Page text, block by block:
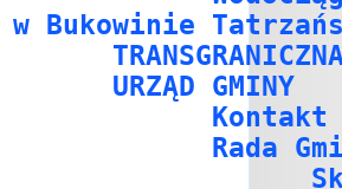
w Bukowinie
URZĄD GMINY
Kontakt
Rada